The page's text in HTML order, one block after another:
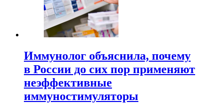
Иммунолог объяснила, почему
в России до сих пор применяют
неэффективные
иммуностимуляторы